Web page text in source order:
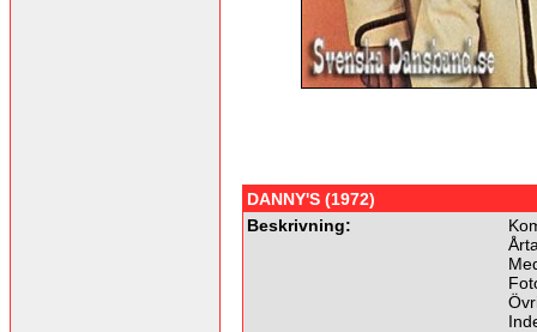
DANNY'S (1972)
Beskrivning: